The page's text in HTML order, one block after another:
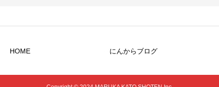
HOME にんからブログ